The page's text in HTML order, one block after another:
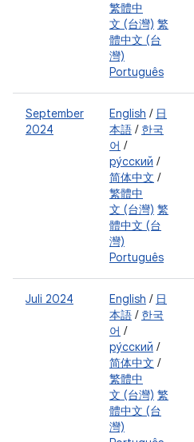
繁體中
文 (台灣) 繁
體中文 (台
灣)
Português
September
2024
English / 日
本語 / 한국
어 /
ру́сский /
简体中文 /
繁體中
文 (台灣) 繁
體中文 (台
灣)
Português
Juli 2024 English / 日
本語 / 한국
어 /
ру́сский /
简体中文 /
繁體中
文 (台灣) 繁
體中文 (台
灣)